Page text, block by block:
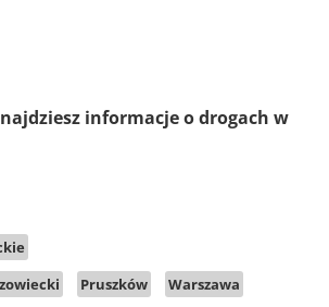
informacje o drogach w
Pruszków
Warszawa